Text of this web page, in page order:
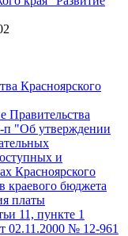
Красноярского
Правительства
п "Об утверждении
и
Красноярского
краевого бюджета
платы
11, пункте 1
02.11.2000 № 12-961